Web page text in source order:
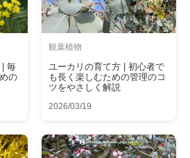
| 毎
の
観葉植物
ユーカリの育て方 | 初心者で
も長く楽しむための管理のコ
ツをやさしく解説
2026/03/19